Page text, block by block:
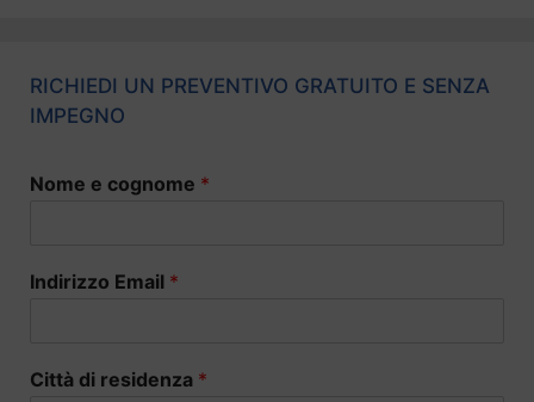
RICHIEDI UN PREVENTIVO GRATUITO E SENZA
IMPEGNO
Nome e cognome *
Indirizzo Email *
Città di residenza *